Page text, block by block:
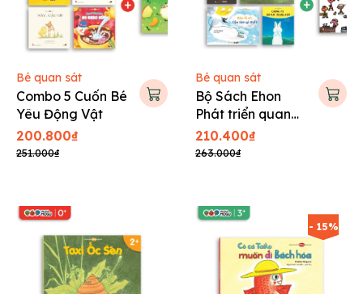
Bé quan sát
Combo 5 Cuốn Bé
Yêu Động Vật
200.800₫
251.000₫
Bé quan sát
Bộ Sách Ehon
Phát triển quan
sát
210.400₫
263.000₫
- 15%